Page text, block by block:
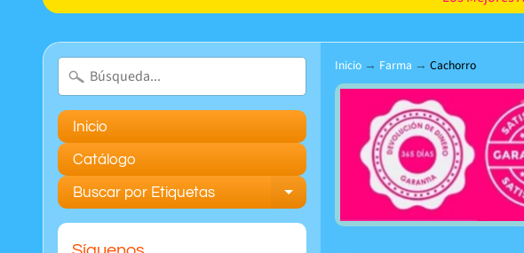
Inicio
Catálogo
Buscar por Etiquetas Expand child menu
Inicio → Farma → Cachorro